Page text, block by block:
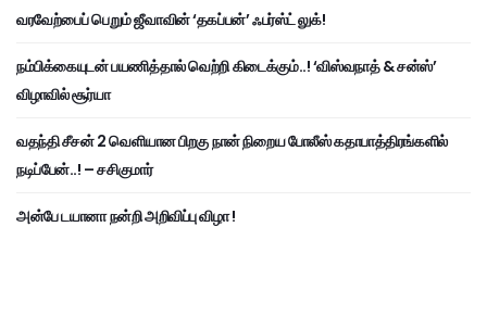
வரவேற்பைப் பெறும் ஜீவாவின் ‘தகப்பன்’ ஃபர்ஸ்ட் லுக்!
நம்பிக்கையுடன் பயணித்தால் வெற்றி கிடைக்கும்..! ‘விஸ்வநாத் & சன்ஸ்’
விழாவில் சூர்யா
வதந்தி சீசன் 2 வெளியான பிறகு நான் நிறைய போலீஸ் கதாபாத்திரங்களில்
நடிப்பேன்..! – சசிகுமார்
அன்பே டயானா நன்றி அறிவிப்பு விழா !